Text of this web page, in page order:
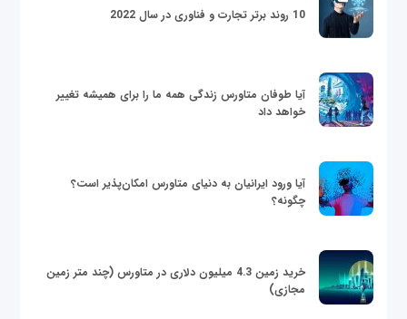
10 روند برتر تجارت و فناوری در سال 2022
آیا طوفان متاورس زندگی همه ما را برای همیشه تغییر
خواهد داد
آیا ورود ایرانیان به دنیای متاورس امکان‌پذیر است؟
چگونه؟
خرید زمین 4.3 میلیون دلاری در متاورس (چند متر زمین
مجازی)